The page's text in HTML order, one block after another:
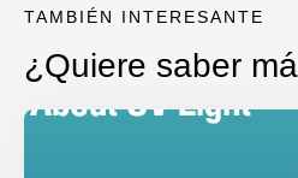
TAMBIÉN INTERESANTE
¿Quiere saber